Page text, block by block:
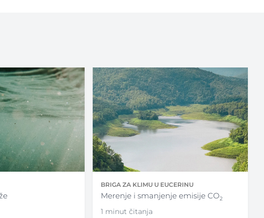
BRIGA ZA KLIMU U EUCERINU
Merenje i smanjenje emisije CO2
1 minut čitanja